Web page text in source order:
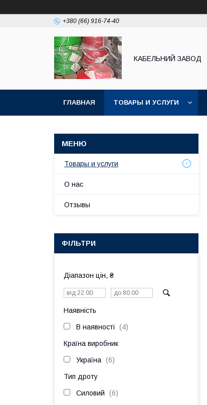
+380 (66) 916-74-40
КАБЕЛЬНИЙ ЗАВОД
ГЛАВНАЯ ТОВАРЫ И УСЛУГИ
Товары и услуги
О нас
Отзывы
ФІЛЬТРИ
Діапазон цін, ₴
Наявність
В наявності 4
Країна виробник
Україна 6
Тип дроту
Силовий 6